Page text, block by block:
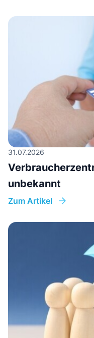
31.07.2026
unbekannt
Zum Artikel